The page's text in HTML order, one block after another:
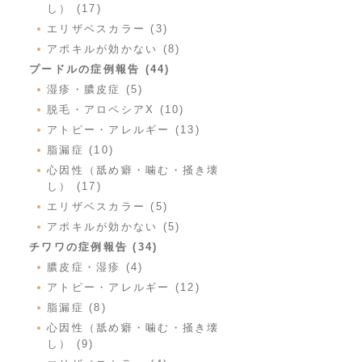
し） (17)
エリザベスカラー (3)
アポキルが効かない (8)
プードルの症例報告 (44)
湿疹・膿皮症 (5)
脱毛・アロペシアX (10)
アトピー・アレルギー (13)
脂漏症 (10)
心因性（舐め癖・噛む・掻き壊
し） (17)
エリザベスカラー (5)
アポキルが効かない (5)
チワワの症例報告 (34)
膿皮症・湿疹 (4)
アトピー・アレルギー (12)
脂漏症 (8)
心因性（舐め癖・噛む・掻き壊
し） (9)